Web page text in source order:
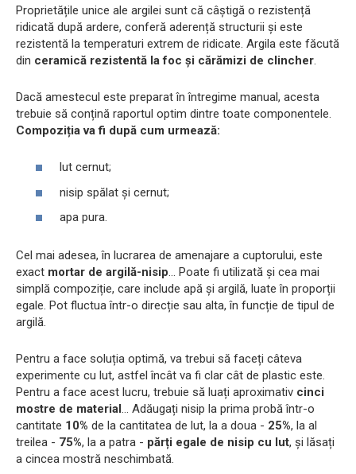
Proprietățile unice ale argilei sunt că câștigă o rezistență
ridicată după ardere, conferă aderență structurii și este
rezistentă la temperaturi extrem de ridicate. Argila este făcută
din ceramică rezistentă la foc și cărămizi de clincher.
Dacă amestecul este preparat în întregime manual, acesta
trebuie să conțină raportul optim dintre toate componentele.
Compoziția va fi după cum urmează:
lut cernut;
nisip spălat și cernut;
apa pura.
Cel mai adesea, în lucrarea de amenajare a cuptorului, este
exact mortar de argilă-nisip... Poate fi utilizată și cea mai
simplă compoziție, care include apă și argilă, luate în proporții
egale. Pot fluctua într-o direcție sau alta, în funcție de tipul de
argilă.
Pentru a face soluția optimă, va trebui să faceți câteva
experimente cu lut, astfel încât va fi clar cât de plastic este.
Pentru a face acest lucru, trebuie să luați aproximativ cinci
mostre de material ... Adăugați nisip la prima probă într-o
cantitate 10% de la cantitatea de lut, la a doua - 25%, la al
treilea - 75%, la a patra - părți egale de nisip cu lut, și lăsați
a cincea mostră neschimbată.